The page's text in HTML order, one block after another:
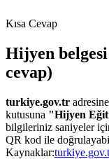
Kısa Cevap
Hijyen belgesi
cevap)
turkiye.gov.tr
kutusuna "Hijyen
bilgileriniz saniyeler
QR kod ile
Kaynaklar: